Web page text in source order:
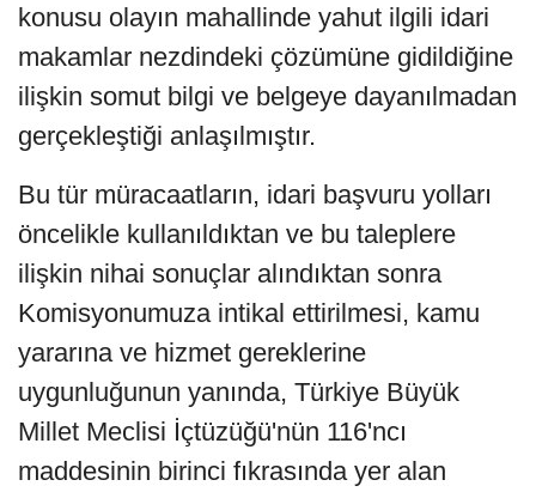
konusu olayın mahallinde yahut ilgili idari
makamlar nezdindeki çözümüne gidildiğine
ilişkin somut bilgi ve belgeye dayanılmadan
gerçekleştiği anlaşılmıştır.
Bu tür müracaatların, idari başvuru yolları
öncelikle kullanıldıktan ve bu taleplere
ilişkin nihai sonuçlar alındıktan sonra
Komisyonumuza intikal ettirilmesi, kamu
yararına ve hizmet gereklerine
uygunluğunun yanında, Türkiye Büyük
Millet Meclisi İçtüzüğü'nün 116'ncı
maddesinin birinci fıkrasında yer alan